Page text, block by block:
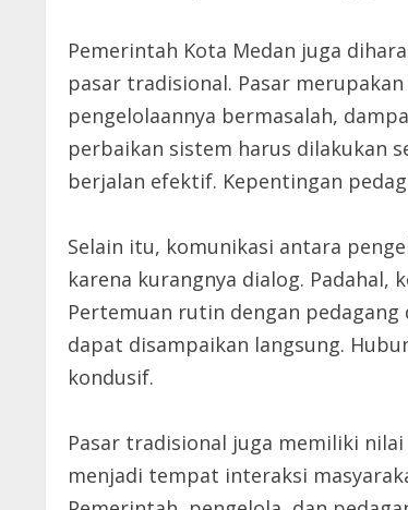
Pemerintah Kota Medan juga
pasar tradisional. Pasar
pengelolaannya bermasalah,
perbaikan sistem harus dilakukan
berjalan efektif. Kepentingan
Selain itu, komunikasi antara
karena kurangnya dialog. Padahal,
Pertemuan rutin dengan
dapat disampaikan langsung.
kondusif.
Pasar tradisional juga memiliki
menjadi tempat interaksi